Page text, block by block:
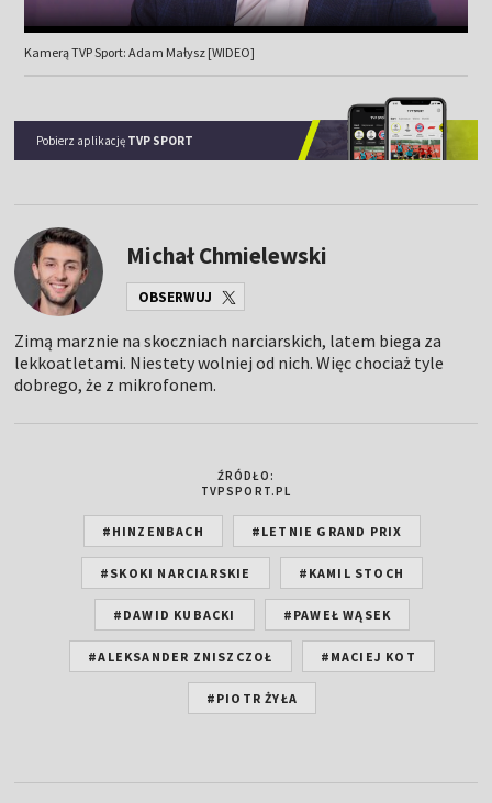
Kamerą TVP Sport: Adam Małysz [WIDEO]
Pobierz aplikację TVP SPORT
Michał Chmielewski
OBSERWUJ
Zimą marznie na skoczniach narciarskich, latem biega za
lekkoatletami. Niestety wolniej od nich. Więc chociaż tyle
dobrego, że z mikrofonem.
ŹRÓDŁO:
TVPSPORT.PL
#HINZENBACH #LETNIE GRAND PRIX
#SKOKI NARCIARSKIE #KAMIL STOCH
#DAWID KUBACKI #PAWEŁ WĄSEK
#ALEKSANDER ZNISZCZOŁ #MACIEJ KOT
#PIOTR ŻYŁA